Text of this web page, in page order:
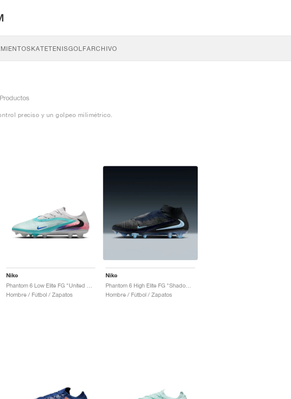
SKATETENISGOLFARCHIVO
preciso y un golpeo milimétrico.
Nike
Hombre / Fútbol / Zapatos
Nike
Hombre / Fútbol / Zapatos